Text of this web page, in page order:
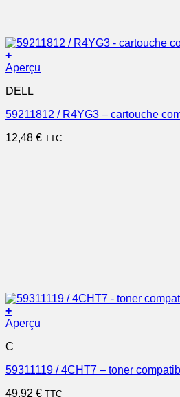
+
Aperçu
DELL
59211812 / R4YG3 – cartouche
12,48 € TTC
+
Aperçu
C
59311119 / 4CHT7 – toner
49,92 € TTC